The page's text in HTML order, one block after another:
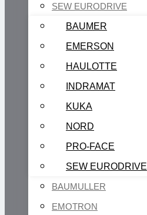
SEW EURODRIVE
BAUMER
EMERSON
HAULOTTE
INDRAMAT
KUKA
NORD
PRO-FACE
SEW EURODRIVE
BAUMULLER
EMOTRON